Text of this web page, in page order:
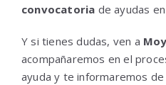
convocatoria de ayudas en
Y si tienes dudas, ven a
acompañaremos en el
ayuda y te informaremos